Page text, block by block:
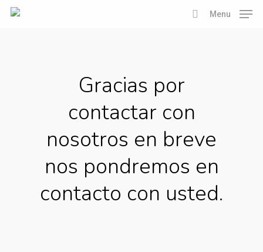
Skip
Menu
Gracias por
contactar con
nosotros en breve
nos pondremos en
contacto con usted.